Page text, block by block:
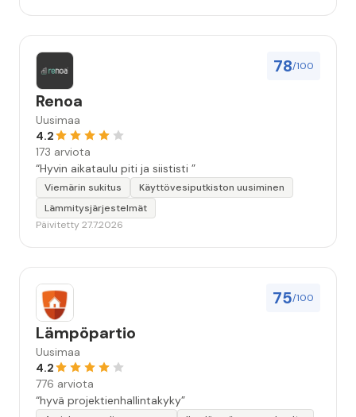
78/100
Renoa
Uusimaa
4.2
173 arviota
“Hyvin aikataulu piti ja siististi ”
Viemärin sukitus
Käyttövesiputkiston uusiminen
Lämmitysjärjestelmät
Päivitetty 27.7.2026
75/100
Lämpöpartio
Uusimaa
4.2
776 arviota
“hyvä projektienhallintakyky”